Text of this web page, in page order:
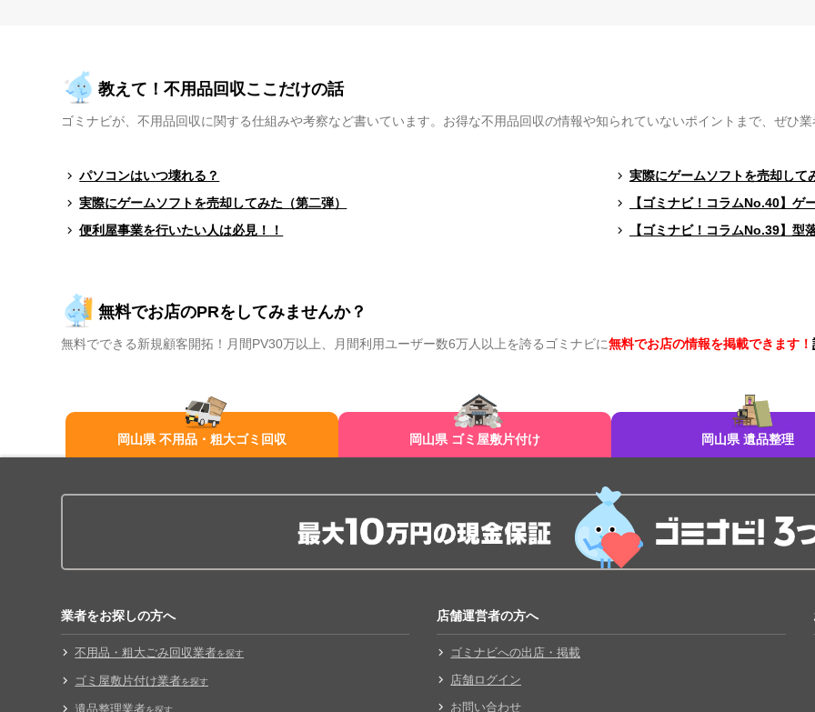
教えて！不用品回収ここだけの話
ゴミナビが、不用品回収に関する仕組みや考察など書いています。お得な不用品回収の情報や知られていないポイントまで、ぜひ
パソコンはいつ壊れる？
実際にゲームソフトを売却して
実際にゲームソフトを売却してみた（第二弾）
【ゴミナビ！コラムNo.40】ゲ
便利屋事業を行いたい人は必見！！
【ゴミナビ！コラムNo.39】型
無料でお店のPRをしてみませんか？
無料でできる新規顧客開拓！月間PV30万以上、月間利用ユーザー数6万人以上を誇るゴミナビに無料でお店の情報を掲載できます！
岡山県 不用品・粗大ゴミ回収 岡山県 ゴミ屋敷片付け 岡山県 遺品整理
業者をお探しの方へ
不用品・粗大ごみ回収業者を探す
ゴミ屋敷片付け業者を探す
遺品整理業者を探す
店舗運営者の方へ
ゴミナビへの出店・掲載
店舗ログイン
お問い合わせ